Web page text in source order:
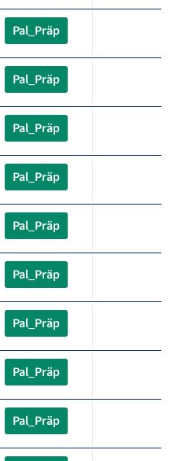
Pal_Präp
Pal_Präp
Pal_Präp
Pal_Präp
Pal_Präp
Pal_Präp
Pal_Präp
Pal_Präp
Pal_Präp